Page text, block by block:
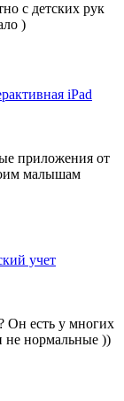
с детских рук
)
iPad
приложения от
малышам
учет
есть у многих
не нормальные ))